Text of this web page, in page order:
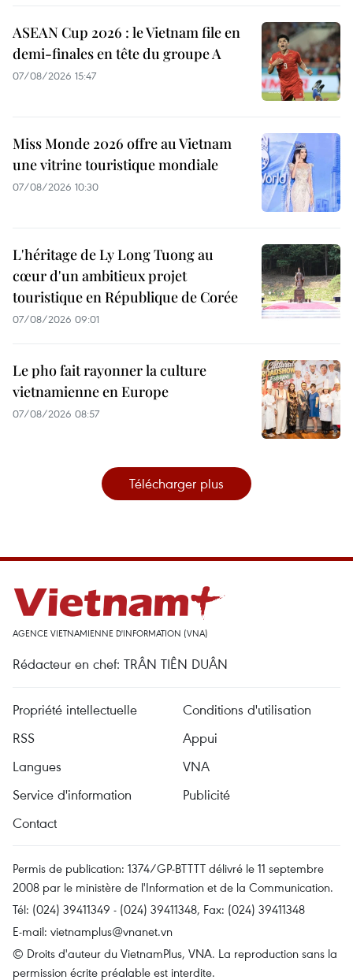
ASEAN Cup 2026 : le Vietnam file en
demi-finales en tête du groupe A
07/08/2026 15:47
Miss Monde 2026 offre au Vietnam
une vitrine touristique mondiale
07/08/2026 10:30
L'héritage de Ly Long Tuong au
cœur d'un ambitieux projet
touristique en République de Corée
07/08/2026 09:01
Le pho fait rayonner la culture
vietnamienne en Europe
07/08/2026 08:57
Télécharger plus
AGENCE VIETNAMIENNE D'INFORMATION (VNA)
Rédacteur en chef: TRÂN TIÊN DUÂN
Propriété intellectuelle
Conditions d'utilisation
RSS
Appui
Langues
VNA
Service d'information
Publicité
Contact
Permis de publication: 1374/GP-BTTTT délivré le 11 septembre
2008 par le ministère de l'Information et de la Communication.
Tél: (024) 39411349 - (024) 39411348, Fax: (024) 39411348
E-mail: vietnamplus@vnanet.vn
© Droits d'auteur du VietnamPlus, VNA. La reproduction sans la
permission écrite préalable est interdite.